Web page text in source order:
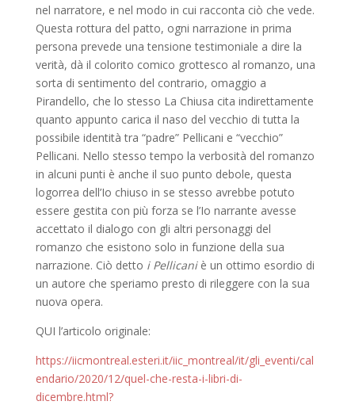
nel narratore, e nel modo in cui racconta ciò che vede.
Questa rottura del patto, ogni narrazione in prima
persona prevede una tensione testimoniale a dire la
verità, dà il colorito comico grottesco al romanzo, una
sorta di sentimento del contrario, omaggio a
Pirandello, che lo stesso La Chiusa cita indirettamente
quanto appunto carica il naso del vecchio di tutta la
possibile identità tra “padre” Pellicani e “vecchio”
Pellicani. Nello stesso tempo la verbosità del romanzo
in alcuni punti è anche il suo punto debole, questa
logorrea dell’Io chiuso in se stesso avrebbe potuto
essere gestita con più forza se l’Io narrante avesse
accettato il dialogo con gli altri personaggi del
romanzo che esistono solo in funzione della sua
narrazione. Ciò detto i Pellicaniè un ottimo esordio di
un autore che speriamo presto di rileggere con la sua
nuova opera.
QUI l’articolo originale:
https://iicmontreal.esteri.it/iic_montreal/it/gli_eventi/cal
endario/2020/12/quel-che-resta-i-libri-di-
dicembre.html?